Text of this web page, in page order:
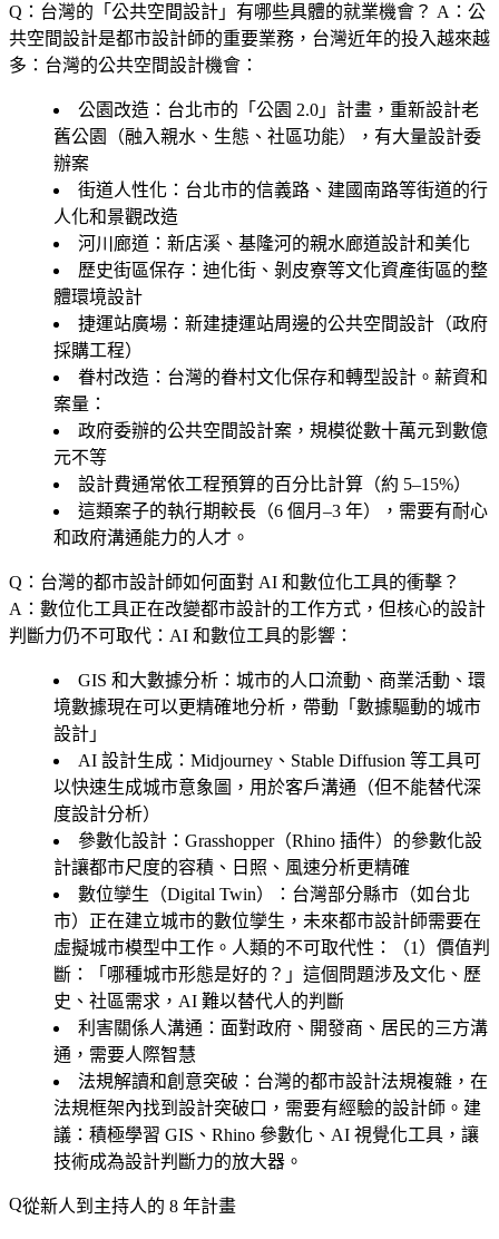
Q：台灣的「公共空間設計」有哪些具體的就業機會？ A：公
共空間設計是都市設計師的重要業務，台灣近年的投入越來越
多：台灣的公共空間設計機會：
公園改造 ：台北市的「公園 2.0」計畫，重新設計老
舊公園（融入親水、生態、社區功能），有大量設計委
辦案
街道人性化 ：台北市的信義路、建國南路等街道的行
人化和景觀改造
河川廊道 ：新店溪、基隆河的親水廊道設計和美化
歷史街區保存 ：迪化街、剝皮寮等文化資產街區的整
體環境設計
捷運站廣場 ：新建捷運站周邊的公共空間設計（政府
採購工程）
眷村改造 ：台灣的眷村文化保存和轉型設計。薪資和
案量：
政府委辦的公共空間設計案，規模從數十萬元到數億
元不等
設計費通常依工程預算的百分比計算（約 5–15%）
這類案子的執行期較長（6 個月–3 年），需要有耐心
和政府溝通能力的人才。
Q：台灣的都市設計師如何面對 AI 和數位化工具的衝擊？
A：數位化工具正在改變都市設計的工作方式，但核心的設計
判斷力仍不可取代：AI 和數位工具的影響：
GIS 和大數據分析 ：城市的人口流動、商業活動、環
境數據現在可以更精確地分析，帶動「數據驅動的城市
設計」
AI 設計生成 ：Midjourney、Stable Diffusion 等工具可
以快速生成城市意象圖，用於客戶溝通（但不能替代深
度設計分析）
參數化設計 ：Grasshopper（Rhino 插件）的參數化設
計讓都市尺度的容積、日照、風速分析更精確
數位孿生（Digital Twin）
：台灣部分縣市（如台北
市）正在建立城市的數位孿生，未來都市設計師需要在
虛擬城市模型中工作。人類的不可取代性：（1） 價值判
斷 ：「哪種城市形態是好的？」這個問題涉及文化、歷
史、社區需求，AI 難以替代人的判斷
利害關係人溝通 ：面對政府、開發商、居民的三方溝
通，需要人際智慧
法規解讀和創意突破 ：台灣的都市設計法規複雜，在
法規框架內找到設計突破口，需要有經驗的設計師。建
議：積極學習 GIS、Rhino 參數化、AI 視覺化工具，讓
技術成為設計判斷力的放大器。
從新人到主持人的 8 年計畫